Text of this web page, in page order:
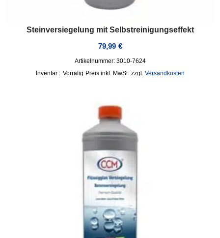
Steinversiegelung mit Selbstreinigungseffekt
79,99 €
Artikelnummer: 3010-7624
Inventar : Vorrätig inkl. MwSt. zzgl. Versandkosten